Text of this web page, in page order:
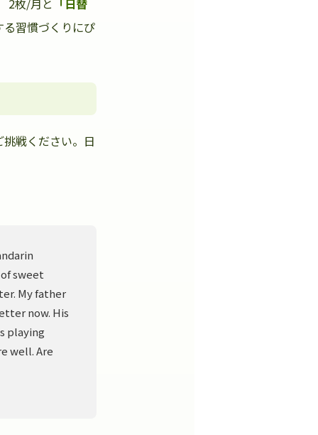
2枚/月と 「日替
習慣づくりにぴ
戦ください。日
sweet
My father
now. His
playing
well. Are